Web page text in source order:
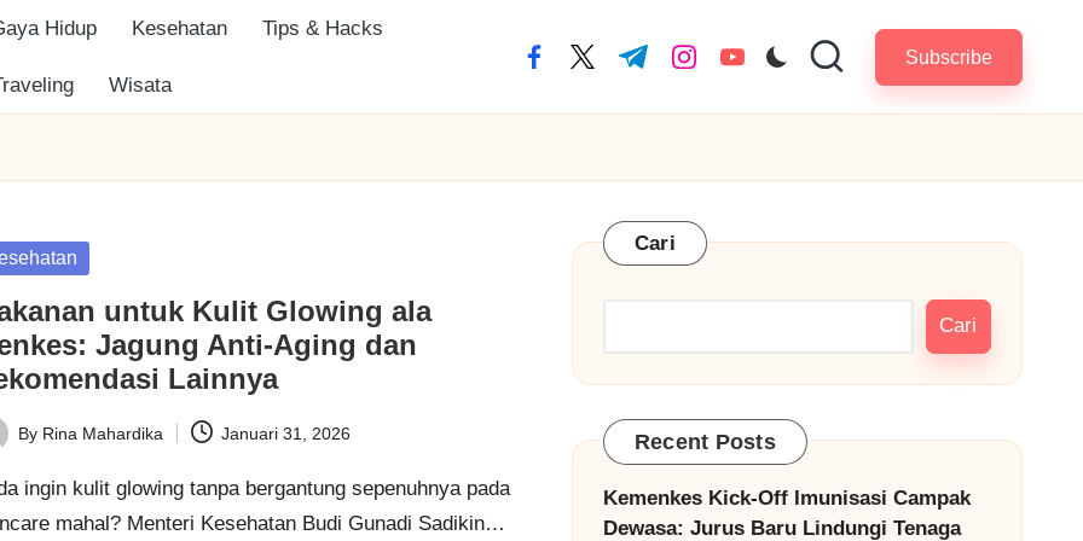
Hidup Kesehatan Tips & Hacks
Wisata
facebook.com
twitter.com
t.me instagram.com
youtube.com Subscribe
untuk Kulit Glowing ala
Jagung Anti-Aging dan
Lainnya
By Rina Mahardika Januari 31, 2026
ingin kulit glowing tanpa bergantung sepenuhnya pada
mahal? Menteri Kesehatan Budi Gunadi Sadikin…
Cari
Cari
Recent Posts
Kemenkes Kick-Off Imunisasi Campak
Dewasa: Jurus Baru Lindungi Tenaga